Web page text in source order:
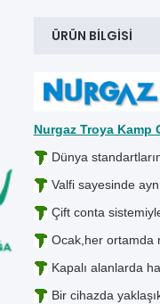
ÜRÜN BILGISI
Nurgaz Troya Kamp
Dünya
Valfi sayesinde
Çift conta
Ocak,her ortamda
Kapalı alanlarda
Bir cihazda